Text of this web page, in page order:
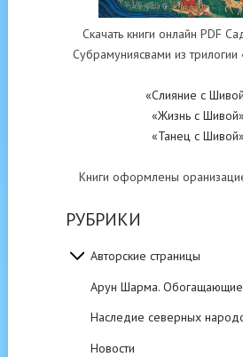
Скачать книги онлайн PDF
Субрамуниясвами из трилогии
«Слияние с
«Жизнь с Шивой»
«Танец с Шивой»
Книги оформлены
РУБРИКИ
Авторские страницы
Арун Шарма. Обогащающие
Наследие северных
Новости